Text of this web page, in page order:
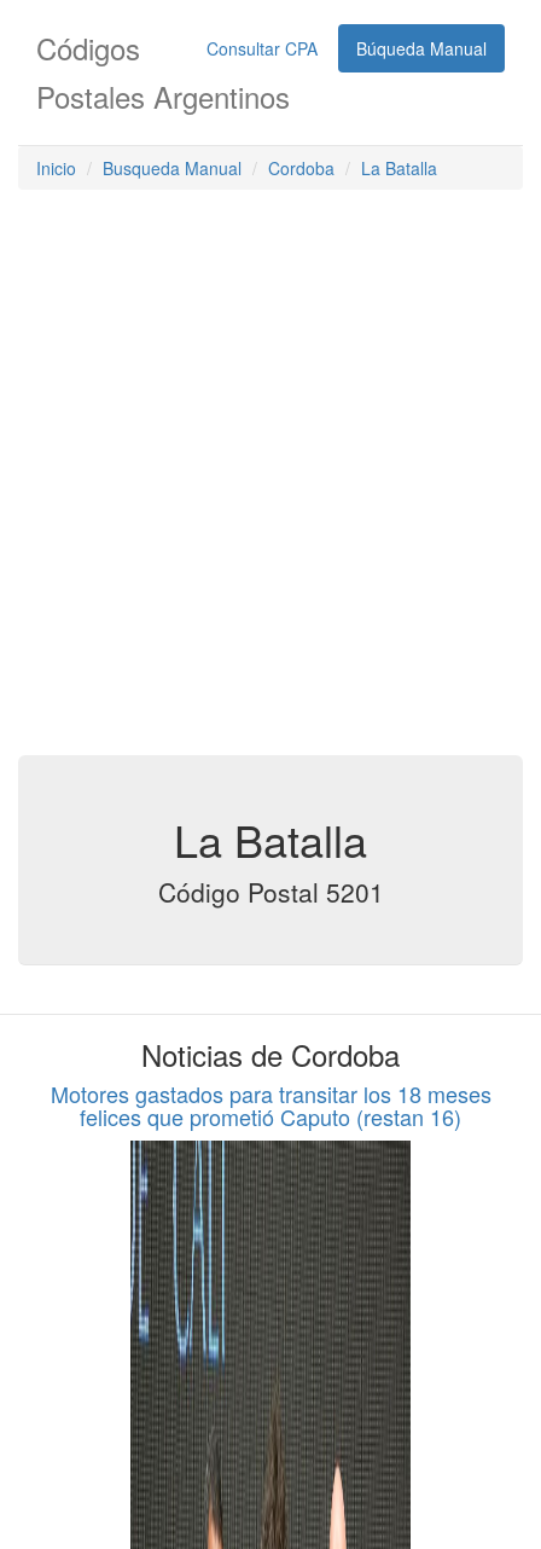
Consultar CPA Búqueda Manual
Códigos
Postales Argentinos
Inicio Busqueda Manual Cordoba La Batalla
La Batalla
Código Postal 5201
Noticias de Cordoba
Motores gastados para transitar los 18 meses
felices que prometió Caputo (restan 16)